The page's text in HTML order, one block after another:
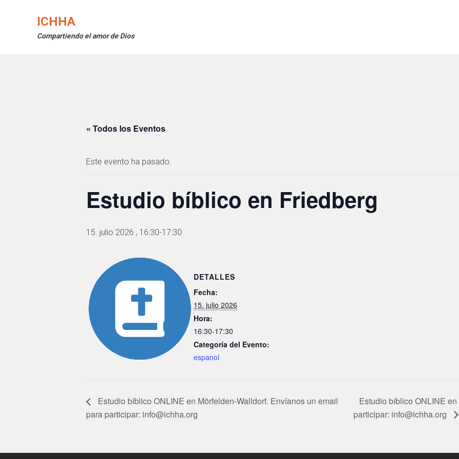
ICHHA
Compartiendo el amor de Dios
« Todos los Eventos
Este evento ha pasado.
Estudio bíblico en Friedberg
15. julio 2026 , 16:30-17:30
DETALLES
Fecha:
15. julio 2026
Hora:
16:30-17:30
Categoría del Evento:
espanol
Estudio bíblico ONLINE en Mörfelden-Walldorf. Envíanos un email
para participar: info@ichha.org
Estudio bíblico ONLINE
participar: info@ichha.org